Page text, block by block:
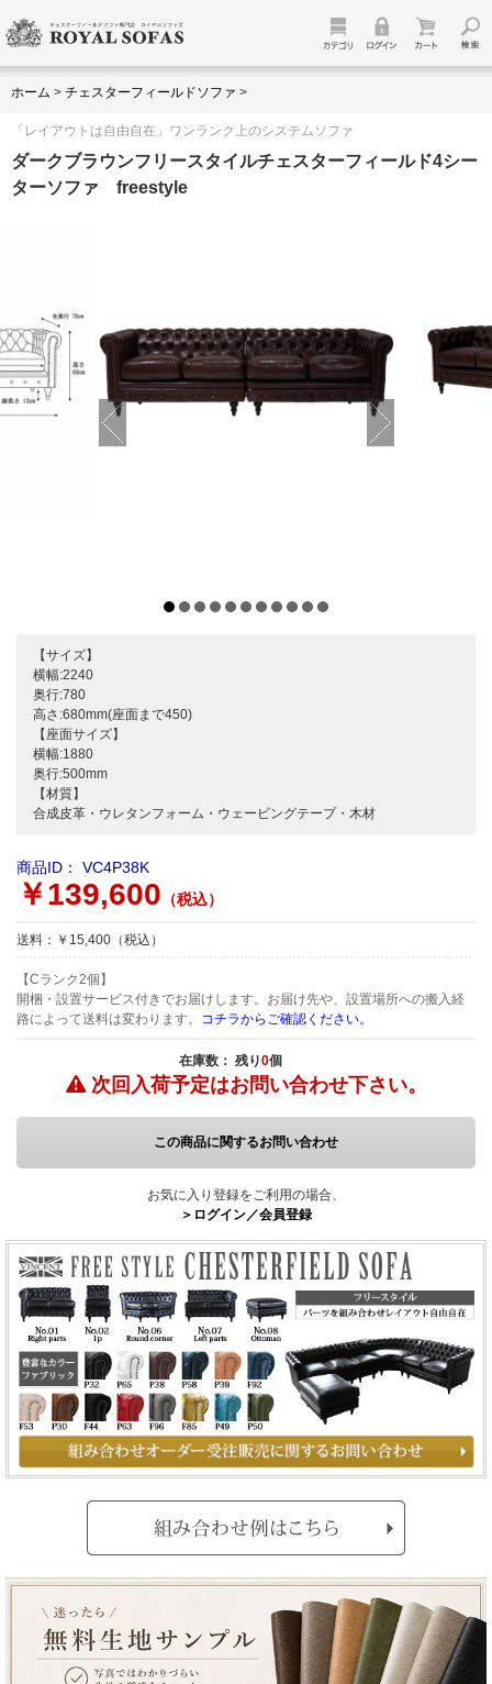
ホーム > チェスターフィールドソファ >
「レイアウトは自由自在」ワンランク上のシステムソファ
ダークブラウンフリースタイルチェスターフィールド4シー
ターソファ freestyle
【サイズ】
横幅:2240
奥行:780
高さ:680mm(座面まで450)
【座面サイズ】
横幅:1880
奥行:500mm
【材質】
合成皮革・ウレタンフォーム・ウェービングテープ・木材
商品ID： VC4P38K
￥139,600 （税込）
送料：￥15,400（税込）
【Cランク2個】
開梱・設置サービス付きでお届けします。お届け先や、設置場所への搬入経
路によって送料は変わります。 コチラからご確認ください。
在庫数： 残り0個
次回入荷予定はお問い合わせ下さい。
この商品に関するお問い合わせ
お気に入り登録をご利用の場合、
＞ログイン／会員登録